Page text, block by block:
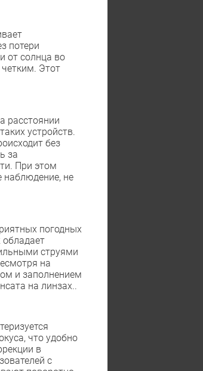
потери
от солнца во
Этот
расстоянии
устройств.
без
за
При этом
наблюдение, не
погодных
обладает
струями
на
и заполнением
на линзах..
что удобно
в
с